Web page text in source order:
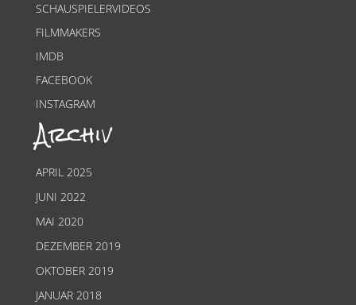
SCHAUSPIELERVIDEOS
FILMMAKERS
IMDB
FACEBOOK
INSTAGRAM
Archiv
APRIL 2025
JUNI 2022
MAI 2020
DEZEMBER 2019
OKTOBER 2019
JANUAR 2018